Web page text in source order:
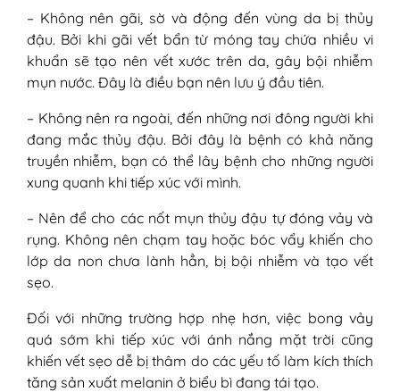
– Không nên gãi, sờ và động đến vùng da bị thủy
đậu. Bởi khi gãi vết bẩn từ móng tay chứa nhiều vi
khuẩn sẽ tạo nên vết xước trên da, gây bội nhiễm
mụn nước. Đây là điều bạn nên lưu ý đầu tiên.
– Không nên ra ngoài, đến những nơi đông người khi
đang mắc thủy đậu. Bởi đây là bệnh có khả năng
truyền nhiễm, bạn có thể lây bệnh cho những người
xung quanh khi tiếp xúc với mình.
– Nên để cho các nốt mụn thủy đậu tự đóng vảy và
rụng. Không nên chạm tay hoặc bóc vẩy khiến cho
lớp da non chưa lành hẳn, bị bội nhiễm và tạo vết
sẹo.
Đối với những trường hợp nhẹ hơn, việc bong vảy
quá sớm khi tiếp xúc với ánh nắng mặt trời cũng
khiến vết sẹo dễ bị thâm do các yếu tố làm kích thích
tăng sản xuất melanin ở biểu bì đang tái tạo.